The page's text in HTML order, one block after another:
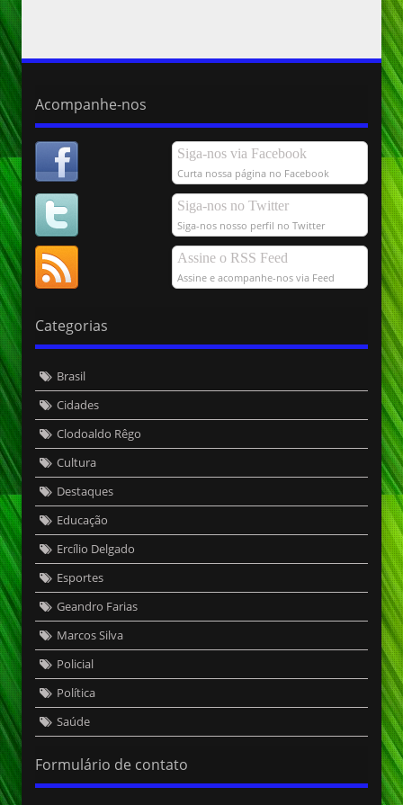
Acompanhe-nos
Siga-nos via Facebook
Curta nossa página no Facebook
Siga-nos no Twitter
Siga-nos nosso perfil no Twitter
Assine o RSS Feed
Assine e acompanhe-nos via Feed
Categorias
Brasil
Cidades
Clodoaldo Rêgo
Cultura
Destaques
Educação
Ercílio Delgado
Esportes
Geandro Farias
Marcos Silva
Policial
Política
Saúde
Formulário de contato